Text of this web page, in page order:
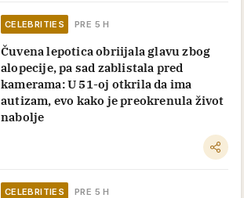
CELEBRITIES PRE 5 H
Čuvena lepotica obriijala glavu zbog
alopecije, pa sad zablistala pred
kamerama: U 51-oj otkrila da ima
autizam, evo kako je preokrenula život
nabolje
CELEBRITIES PRE 5 H